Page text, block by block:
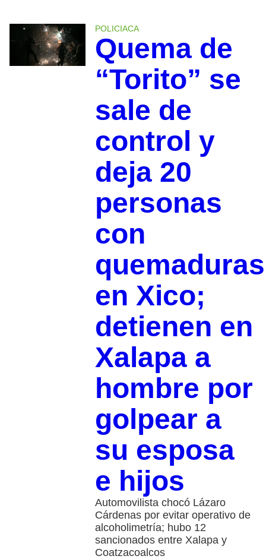
POLICIACA
Quema de
“Torito” se
sale de
control y
deja 20
personas
con
quemaduras
en Xico;
detienen en
Xalapa a
hombre por
golpear a
su esposa
e hijos
Automovilista chocó Lázaro
Cárdenas por evitar operativo de
alcoholimetría; hubo 12
sancionados entre Xalapa y
Coatzacoalcos